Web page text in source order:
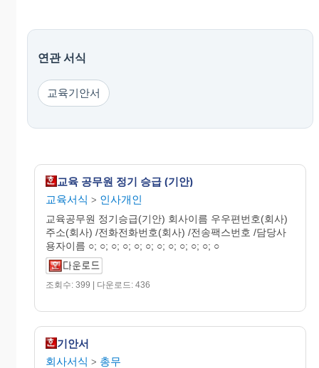
연관 서식
교육기안서
교육 공무원 정기 승급 (기안)
교육서식 > 인사개인
교육공무원 정기승급(기안) 회사이름 우우편번호(회사)
주소(회사) /전화전화번호(회사) /전송팩스번호 /담당사
용자이름 ○; ○; ○; ○; ○; ○; ○; ○; ○; ○; ○; ○
조회수: 399 | 다운로드: 436
기안서
회사서식 > 총무